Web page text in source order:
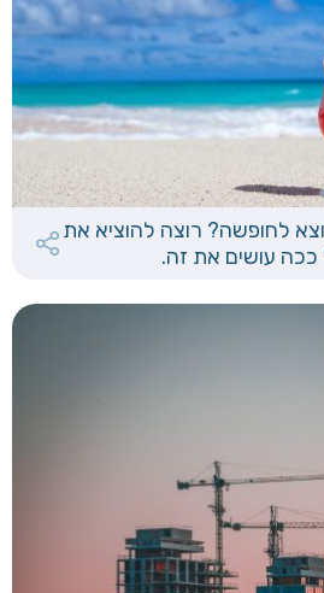
לחופשה? רוצה להוציא את
ככה עושים את זה.